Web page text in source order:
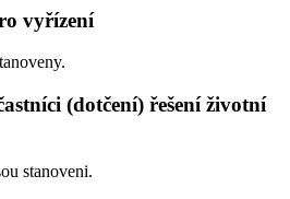
vyřízení
(dotčení) řešení životní
stanoveni.